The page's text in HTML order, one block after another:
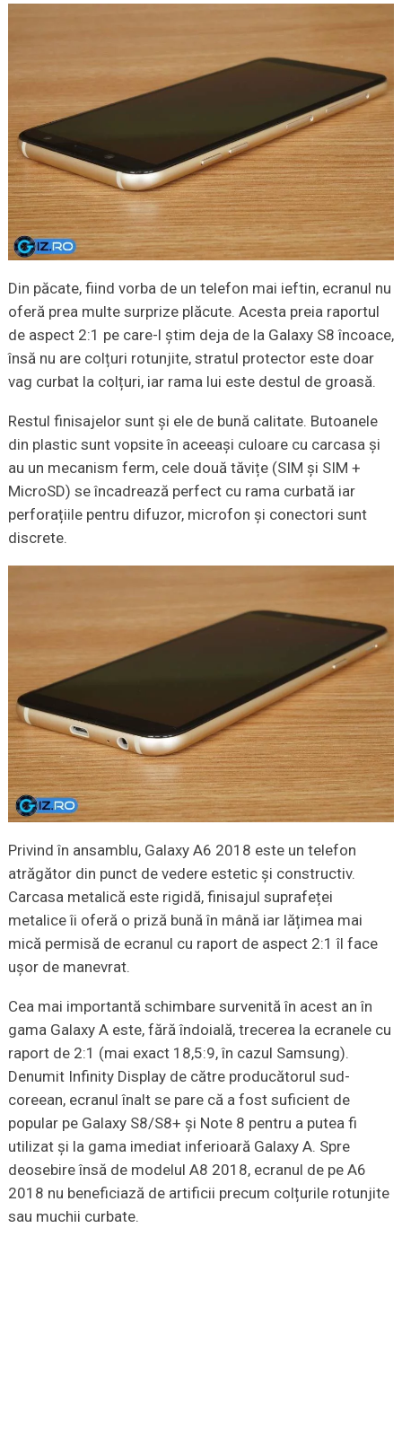
Din păcate, fiind vorba de un telefon mai ieftin, ecranul nu
oferă prea multe surprize plăcute. Acesta preia raportul
de aspect 2:1 pe care-l știm deja de la Galaxy S8 încoace,
însă nu are colțuri rotunjite, stratul protector este doar
vag curbat la colțuri, iar rama lui este destul de groasă.
Restul finisajelor sunt și ele de bună calitate. Butoanele
din plastic sunt vopsite în aceeași culoare cu carcasa și
au un mecanism ferm, cele două tăvițe (SIM și SIM +
MicroSD) se încadrează perfect cu rama curbată iar
perforațiile pentru difuzor, microfon și conectori sunt
discrete.
Privind în ansamblu, Galaxy A6 2018 este un telefon
atrăgător din punct de vedere estetic și constructiv.
Carcasa metalică este rigidă, finisajul suprafeței
metalice îi oferă o priză bună în mână iar lățimea mai
mică permisă de ecranul cu raport de aspect 2:1 îl face
ușor de manevrat.
Cea mai importantă schimbare survenită în acest an în
gama Galaxy A este, fără îndoială, trecerea la ecranele cu
raport de 2:1 (mai exact 18,5:9, în cazul Samsung).
Denumit Infinity Display de către producătorul sud-
coreean, ecranul înalt se pare că a fost suficient de
popular pe Galaxy S8/S8+ și Note 8 pentru a putea fi
utilizat și la gama imediat inferioară Galaxy A. Spre
deosebire însă de modelul A8 2018, ecranul de pe A6
2018 nu beneficiază de artificii precum colțurile rotunjite
sau muchii curbate.